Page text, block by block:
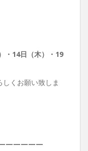
・14日（木）・19
くお願い致しま